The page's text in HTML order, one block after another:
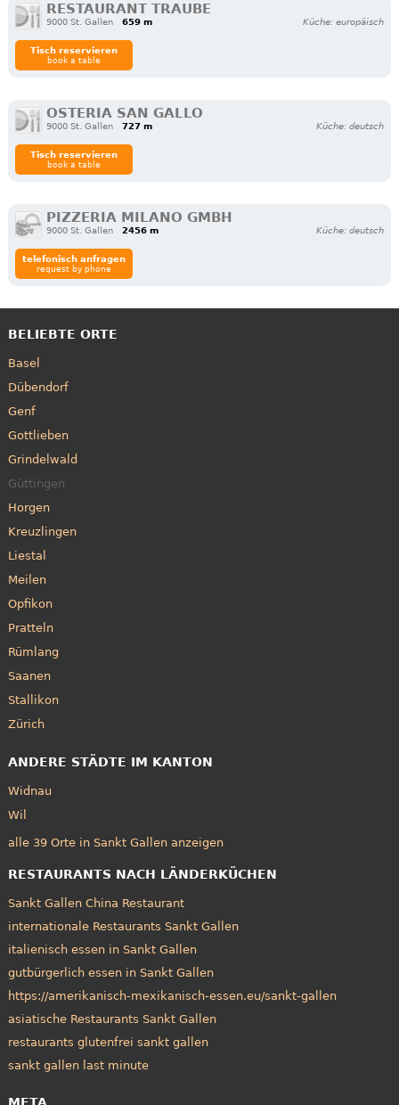
RESTAURANT TRAUBE
9000 St. Gallen 659 m Küche: europäisch
Tisch reservieren
book a table
OSTERIA SAN GALLO
9000 St. Gallen 727 m Küche: deutsch
Tisch reservieren
book a table
PIZZERIA MILANO GMBH
9000 St. Gallen 2456 m Küche: deutsch
telefonisch anfragen
request by phone
BELIEBTE ORTE
Basel
Dübendorf
Genf
Gottlieben
Grindelwald
Güttingen
Horgen
Kreuzlingen
Liestal
Meilen
Opfikon
Pratteln
Rümlang
Saanen
Stallikon
Zürich
ANDERE STÄDTE IM KANTON
Widnau
Wil
alle 39 Orte in Sankt Gallen anzeigen
RESTAURANTS NACH LÄNDERKÜCHEN
Sankt Gallen China Restaurant
internationale Restaurants Sankt Gallen
italienisch essen in Sankt Gallen
gutbürgerlich essen in Sankt Gallen
https://amerikanisch-mexikanisch-essen.eu/sankt-gallen
asiatische Restaurants Sankt Gallen
restaurants glutenfrei sankt gallen
sankt gallen last minute
META